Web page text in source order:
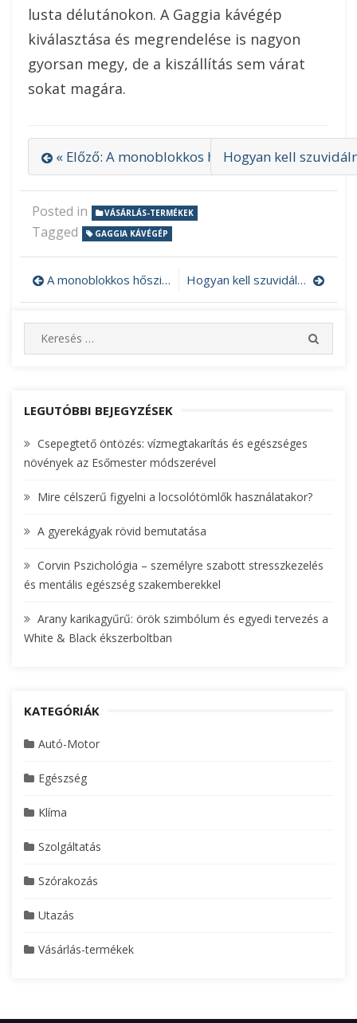
lusta délutánokon. A Gaggia kávégép
kiválasztása és megrendelése is nagyon
gyorsan megy, de a kiszállítás sem várat
sokat magára.
« Előző: A monoblokkos hőszivattyú komplex
Hogyan kell
Posted in VÁSÁRLÁS-TERMÉKEK
Tagged GAGGIA KÁVÉGÉP
Bejegyzés
navigáció
A monoblokkos hőszivattyú komplex megoldás Hogyan kell szuvidálni?
e
c
f
o
:
E
LEGUTÓBBI BEJEGYZÉSEK
Csepegtető öntözés: vízmegtakarítás és egészséges
növények az Esőmester módszerével
Mire célszerű figyelni a locsolótömlők használatakor?
A gyerekágyak rövid bemutatása
Corvin Pszichológia – személyre szabott stresszkezelés
és mentális egészség szakemberekkel
Arany karikagyűrű: örök szimbólum és egyedi tervezés a
White & Black ékszerboltban
KATEGÓRIÁK
Autó-Motor
Egészség
Klíma
Szolgáltatás
Szórakozás
Utazás
Vásárlás-termékek